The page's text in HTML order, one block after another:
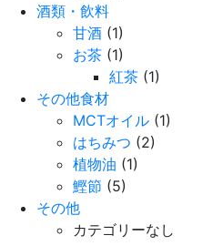
酒類・飲料
甘酒 (1)
お茶 (1)
紅茶 (1)
その他食材
MCTオイル (1)
はちみつ (2)
植物油 (1)
鰹節 (5)
その他
カテゴリーなし